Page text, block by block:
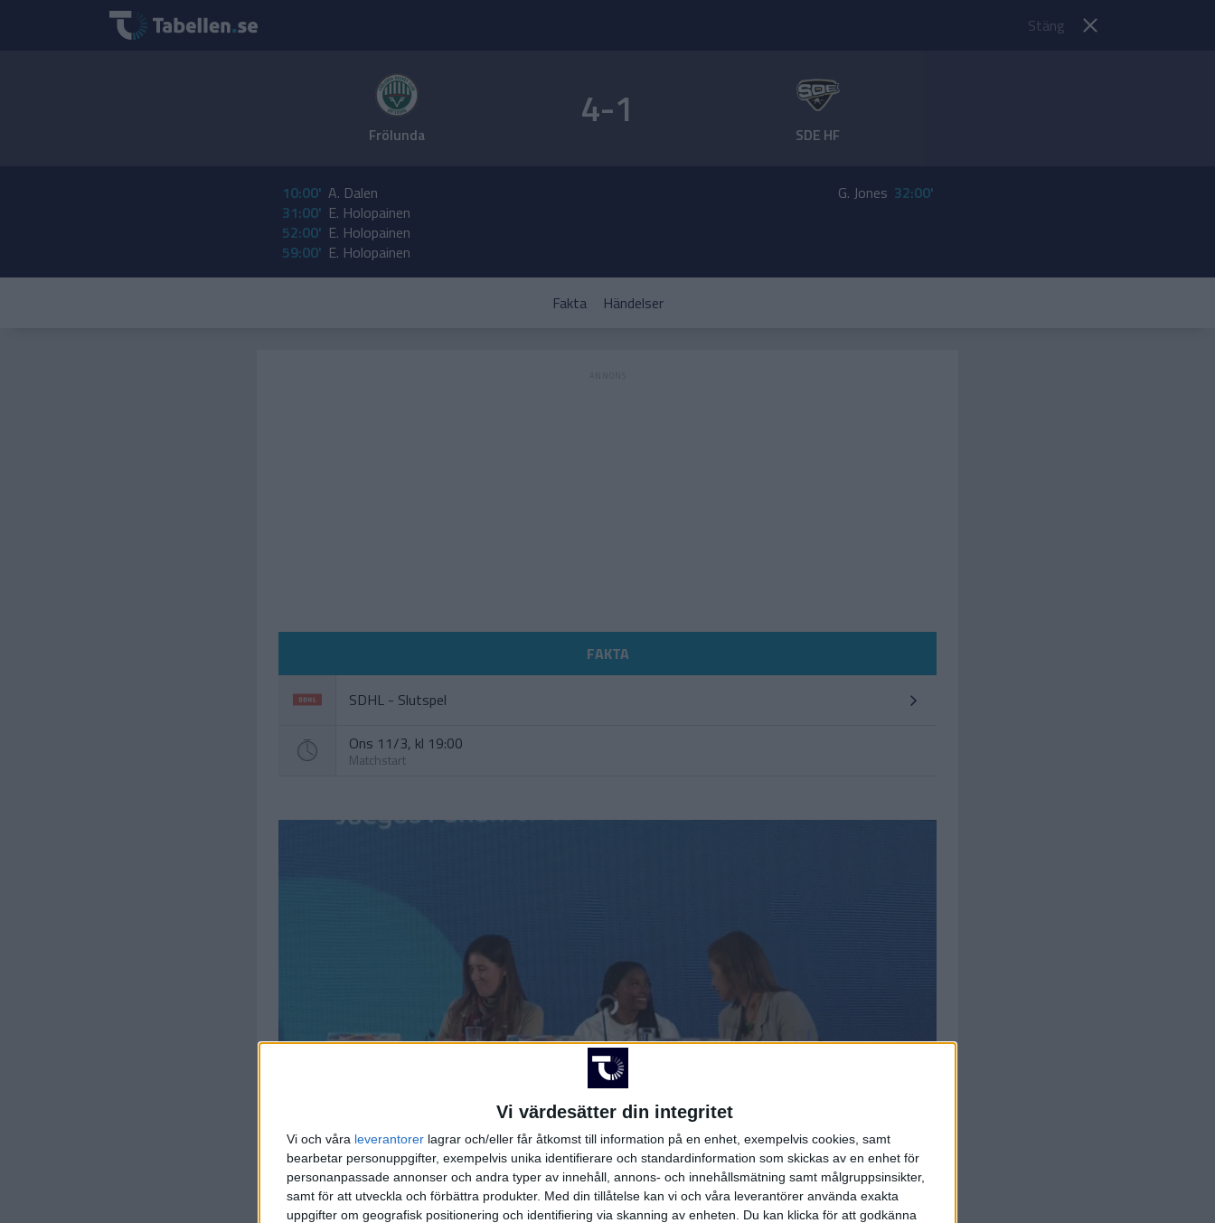
Vi värdesätter din integritet
Vi och våra leverantorer lagrar och/eller får åtkomst till information på en enhet, exempelvis cookies, samt
bearbetar personuppgifter, exempelvis unika identifierare och standardinformation som skickas av en enhet för
personanpassade annonser och andra typer av innehåll, annons- och innehållsmätning samt målgruppsinsikter,
samt för att utveckla och förbättra produkter. Med din tillåtelse kan vi och våra leverantörer använda exakta
uppgifter om geografisk positionering och identifiering via skanning av enheten. Du kan klicka för att godkänna
Stäng
Frölunda 4-1 SDE HF
10:00' A. Dalen
31:00' E. Holopainen
52:00' E. Holopainen
59:00' E. Holopainen
G. Jones 32:00'
Fakta Händelser
FAKTA
SDHL - Slutspel
Ons 11/3, kl 19:00
Matchstart